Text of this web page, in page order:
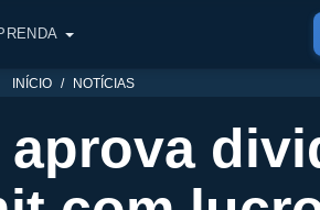
INÍCIO NOTÍCIAS
aprova